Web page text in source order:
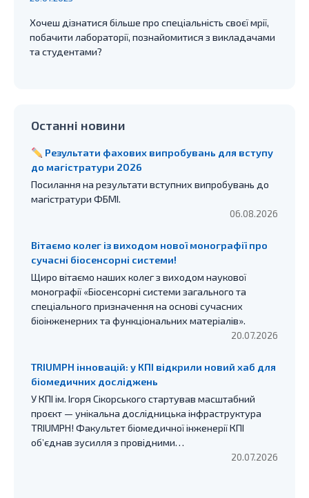
Хочеш дізнатися більше про спеціальність своєї мрії,
побачити лабораторії, познайомитися з викладачами
та студентами?
Останні новини
Результати фахових випробувань для вступу
до магістратури 2026
Посилання на результати вступних випробувань до
магістратури ФБМІ.
06.08.2026
Вітаємо колег із виходом нової монографії про
сучасні біосенсорні системи!
Щиро вітаємо наших колег з виходом наукової
монографії «Біосенсорні системи загального та
спеціального призначення на основі сучасних
біоінженерних та функціональних матеріалів».
20.07.2026
TRIUMPH інновацій: у КПІ відкрили новий хаб для
біомедичних досліджень
У КПІ ім. Ігоря Сікорського стартував масштабний
проєкт — унікальна дослідницька інфраструктура
TRIUMPH! Факультет біомедичної інженерії КПІ
об’єднав зусилля з провідними…
20.07.2026